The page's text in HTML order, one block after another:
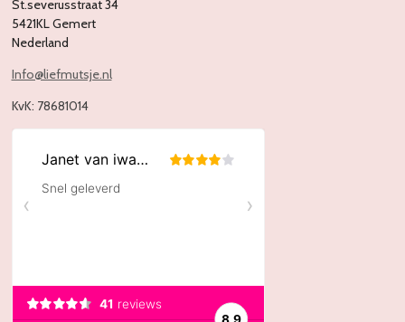
St.severusstraat 34
5421KL Gemert
Nederland
Info@liefmutsje.nl
KvK: 78681014